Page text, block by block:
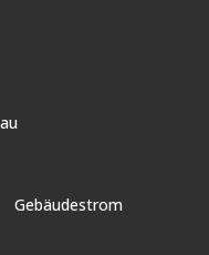
Gebäudestrom